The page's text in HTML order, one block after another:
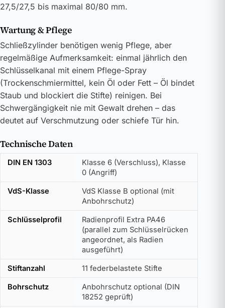
27,5/27,5 bis maximal 80/80 mm.
Wartung & Pflege
Schließzylinder benötigen wenig Pflege, aber
regelmäßige Aufmerksamkeit: einmal jährlich den
Schlüsselkanal mit einem Pflege-Spray
(Trockenschmiermittel, kein Öl oder Fett – Öl bindet
Staub und blockiert die Stifte) reinigen. Bei
Schwergängigkeit nie mit Gewalt drehen – das
deutet auf Verschmutzung oder schiefe Tür hin.
Technische Daten
DIN EN 1303
Klasse 6 (Verschluss), Klasse
0 (Angriff)
VdS-Klasse
VdS Klasse B optional (mit
Anbohrschutz)
Schlüsselprofil
Radienprofil Extra PA46
(parallel zum Schlüsselrücken
angeordnet, als Radien
ausgeführt)
Stiftanzahl 11 federbelastete Stifte
Bohrschutz
Anbohrschutz optional (DIN
18252 geprüft)